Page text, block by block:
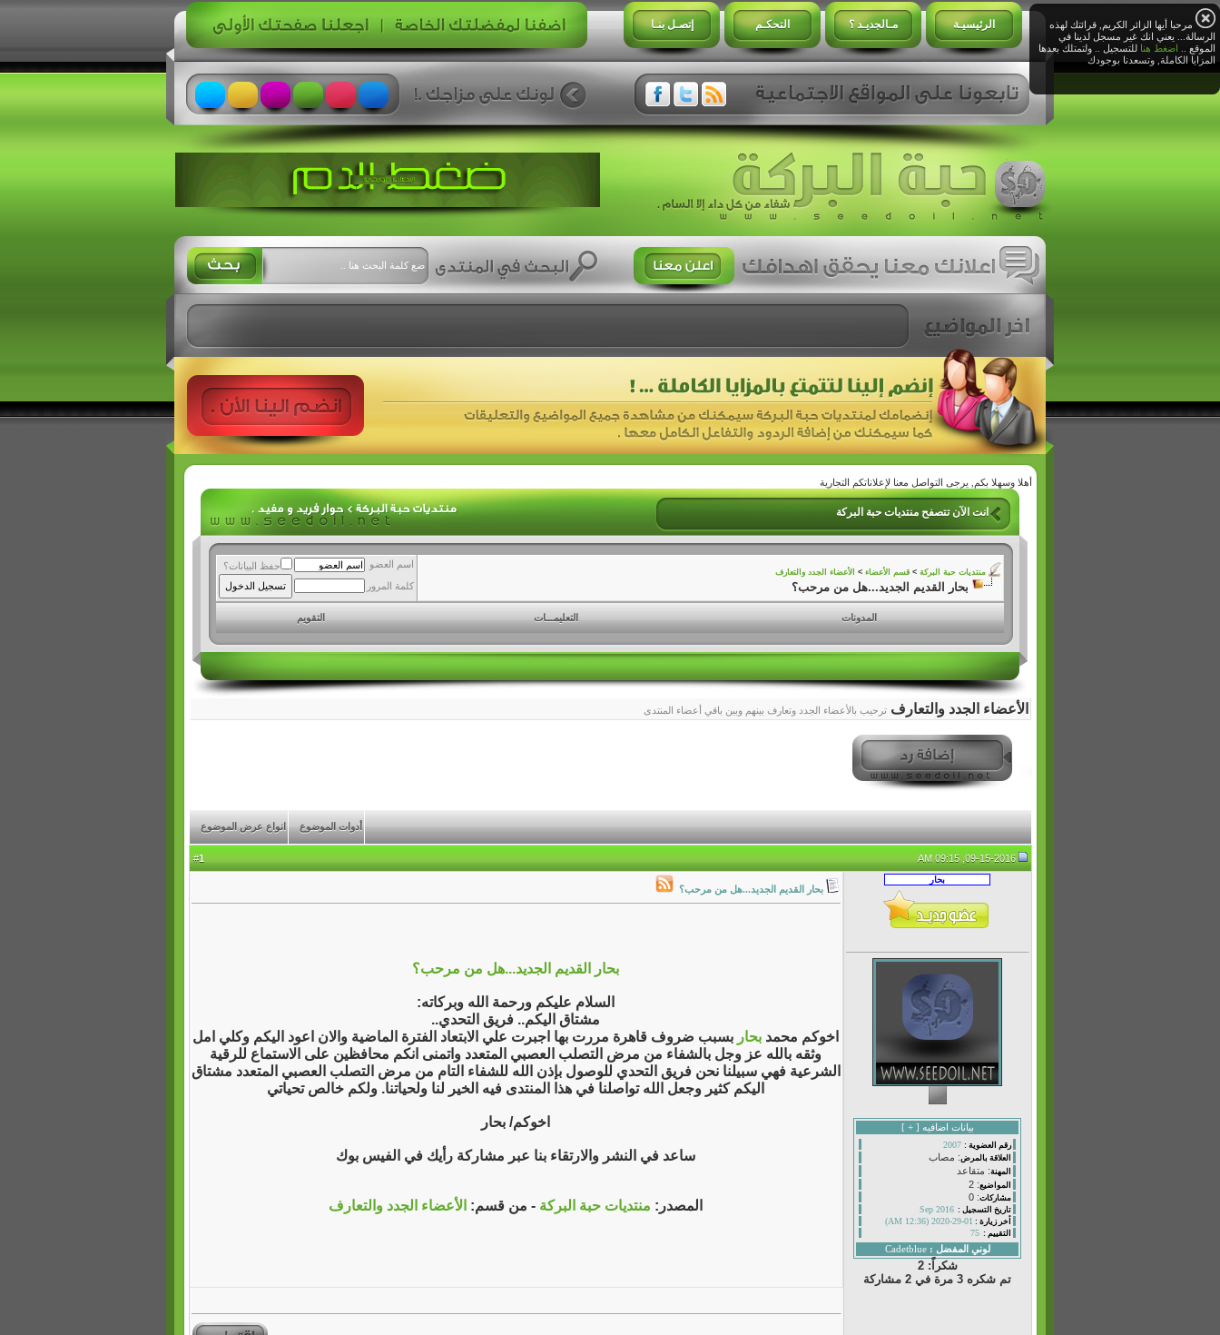
الرئيسيـة مـالجديـد ؟ التحكـم إتصـل بنـا
أهلا وسهلا بكم, يرجى التواصل معنا لإعلاناتكم التجارية
انت الآن تتصفح منتديات حبة البركة
منتديات حبة البركة > قسم الأعضاء > الأعضاء الجدد والتعارف
بحار القديم الجديد...هل من مرحب؟
اسم العضو
حفظ البيانات؟
كلمة المرور
المدونات التعليمـــات التقويم
الأعضاء الجدد والتعارف ترحيب بالأعضاء الجدد وتعارف بينهم وبين باقي أعضاء المنتدى
أدوات الموضوع انواع عرض الموضوع
09-15-2016, 09:15 AM
#
1
بيانات اضافيه [+
]
رقم العضوية : 2007
العلاقة بالمرض: مصاب
المهنة: متقاعد
المواضيع: 2
مشاركات: 0
تاريخ التسجيل : Sep 2016
أخر زيارة : 01-29-2020 (12:36 AM)
التقييم : 75
لوني المفضل :Cadetblue
شكراً: 2
تم شكره 3 مرة في 2 مشاركة
بحار القديم الجديد...هل من مرحب؟
بحار القديم الجديد...هل من مرحب؟
السلام عليكم ورحمة الله وبركاته:
مشتاق اليكم.. فريق التحدي..
اخوكم محمد بحار بسبب ضروف قاهرة مررت بها اجبرت علي الابتعاد الفترة الماضية والان اعود اليكم وكلي امل
وثقه بالله عز وجل بالشفاء من مرض التصلب العصبي المتعدد واتمنى انكم محافظين على الاستماع للرقية
الشرعية فهي سبيلنا نحن فريق التحدي للوصول بإذن الله للشفاء التام من مرض التصلب العصبي المتعدد مشتاق
اليكم كثير وجعل الله تواصلنا في هذا المنتدى فيه الخير لنا ولحياتنا. ولكم خالص تحياتي
اخوكم/ بحار
ساعد في النشر والارتقاء بنا عبر مشاركة رأيك في الفيس بوك
المصدر: منتديات حبة البركة - من قسم: الأعضاء الجدد والتعارف
مرحبا أيها الزائر الكريم, قرائتك لهذه
الرسالة... يعني انك غير مسجل لدينا في
الموقع .. اضغط هنا للتسجيل .. ولتمتلك بعدها
المزايا الكاملة, وتسعدنا بوجودك